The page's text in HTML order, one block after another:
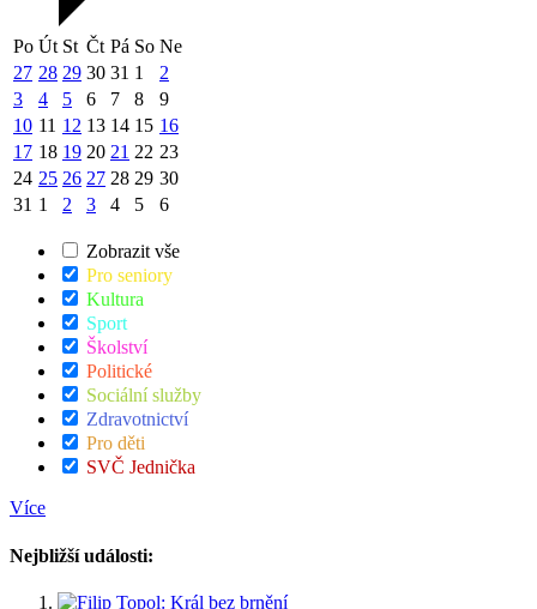
Po Út St Čt Pá So Ne
27 28 29 30 31 1
2
3
4 5 6 7 8
9
10 11 12 13 14 15 16
17 18 19 20 21 22 23
24 25 26 27 28 29 30
31 1 2 3 4 5 6
Zobrazit vše
Pro seniory
Kultura
Sport
Školství
Politické
Sociální služby
Zdravotnictví
Pro děti
SVČ Jednička
Více
Nejbližší události: